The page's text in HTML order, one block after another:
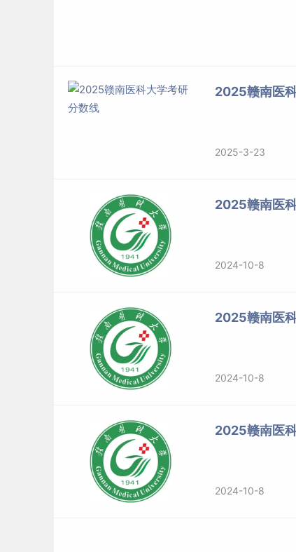
2025赣南医
2025-3-23
2025赣南医
2024-10-8
2025赣南医
2024-10-8
2025赣南医
2024-10-8